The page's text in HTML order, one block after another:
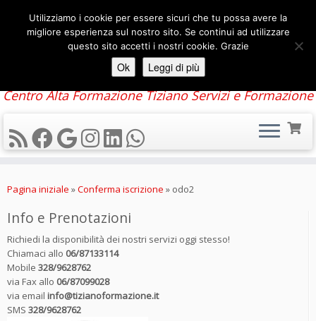
contenuto
Centro Alta Formazione Tiziano Servizi e Formazione
Pagina iniziale »Conferma iscrizione » odo2
Info e Prenotazioni
Richiedi la disponibilità dei nostri servizi oggi stesso!
Chiamaci allo 06/87133114
Mobile 328/9628762
via Fax allo 06/87099028
via email info@tizianoformazione.it
SMS 328/9628762
Utilizziamo i cookie per essere sicuri che tu possa avere la
migliore esperienza sul nostro sito. Se continui ad utilizzare
questo sito accetti i nostri cookie. Grazie
Ok Leggi di più